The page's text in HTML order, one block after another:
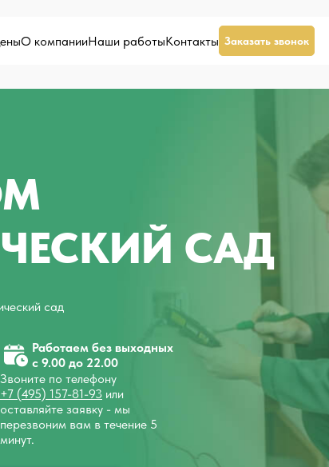
О компанииНаши работыКонтакты Заказать звонок
САД
сад
Работаем без выходных
с 9.00 до 22.00
Звоните по телефону
+7 (495) 157-81-93 или
оставляйте заявку - мы
перезвоним вам в течение 5
минут.